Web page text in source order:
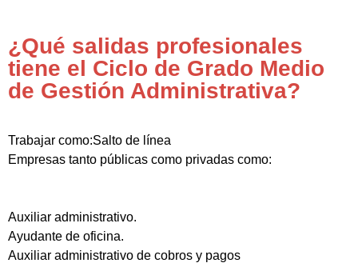
¿Qué salidas profesionales
tiene el Ciclo de Grado Medio
de Gestión Administrativa?
Trabajar como:Salto de línea
Empresas tanto públicas como privadas como:
Auxiliar administrativo.
Ayudante de oficina.
Auxiliar administrativo de cobros y pagos